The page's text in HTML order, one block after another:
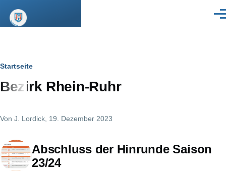
Pfadnavigation
Startseite
Bezirk Rhein-Ruhr
Von J. Lordick , 19. Dezember 2023
Abschluss der Hinrunde Saison
23/24